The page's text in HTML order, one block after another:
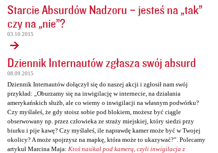
Starcie Absurdów Nadzoru – jesteś na „tak”
czy na „nie”?
03.10.2015
Dziennik Internautów zgłasza swój absurd
08.09.2015
Dziennik Internautów dołączył się do naszej akcji i zgłosił nam swój
przykład: „Oburzamy się na inwigilację w internecie, na działania
amerykańskich służb, ale co wiemy o inwigilacji na własnym podwórku?
Czy myślałeś, że gdy stoisz sobie pod blokiem, możesz być ciągle
obserwowany np. przez człowieka ze straży miejskiej, który siedzi przy
biurku i pije kawę? Czy myślałeś, ile naprawdę kamer może być w Twojej
okolicy? A może spojrzysz na mapkę, która może to ukazywać?”. Polecamy
artykuł Marcina Maja: Ktoś nasikał pod kamerą, czyli inwigilacja z